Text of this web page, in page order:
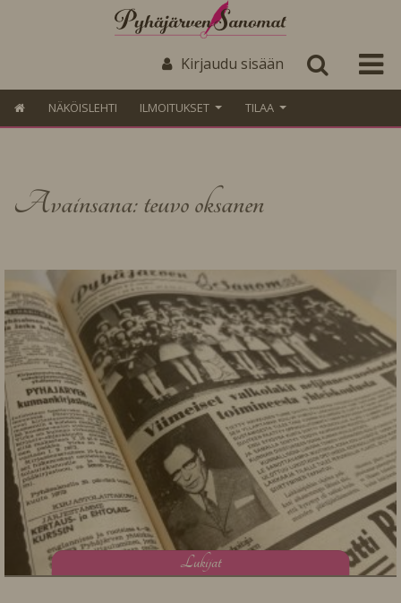
Kirjaudu sisään
NÄKÖISLEHTI ILMOITUKSET TILAA
Avainsana: teuvo oksanen
Lukijat